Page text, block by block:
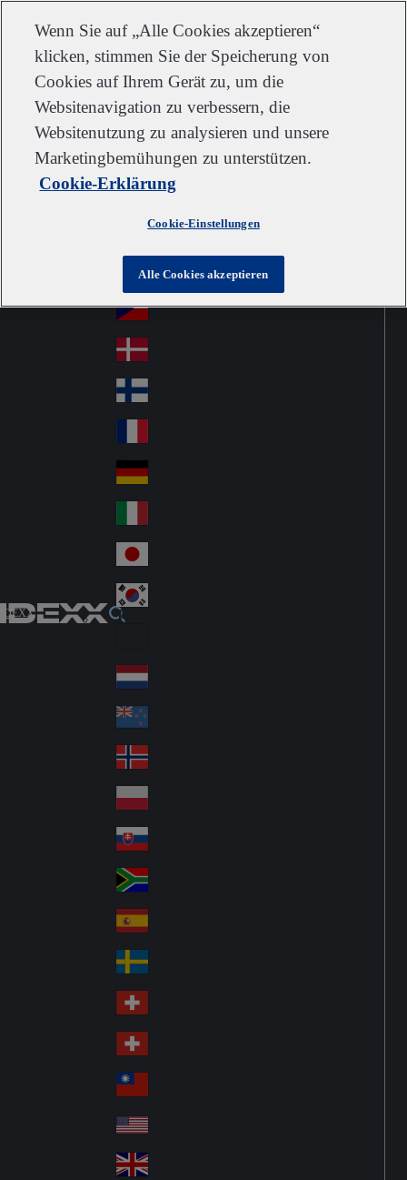
Go to home
Jump to navigation
Jump to content
Contact
Kundendienst Kontakt Newsletter KarriereLieferanten
IDEXX
Austria
Au
str
ali
a
Australia
Au
stri Brazil
Ca
na
da
Canada
Ch
ina
中国大陆
Cz
ec
h
Česko
De
nm
ark
Fin
d
Fra
nc
e
Ge
an
y
Ital
y
Jap
an
Ko
Lat
in
A
me
ric
a
Ne
the
rla
nd
s
Ne
w
Ze
ala
nd
No
rw
ay
Pol
an
d
Slo
va
kia
So
uth
Af
ric
a
Sp
ain
Sw
ed
en
Sw
itz
erl
an
d
Sw
itz
erl
an
d
wa
n
A
Wenn Sie auf „Alle Cookies akzeptieren“
klicken, stimmen Sie der Speicherung von
Cookies auf Ihrem Gerät zu, um die
Websitenavigation zu verbessern, die
Websitenutzung zu analysieren und unsere
Marketingbemühungen zu unterstützen.
Cookie-Erklärung
Cookie-Einstellungen
Alle Cookies akzeptieren